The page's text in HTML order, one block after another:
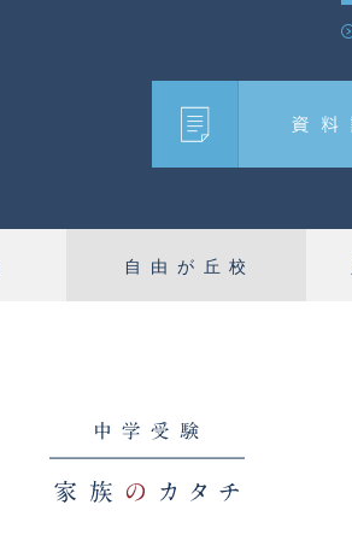
自由が丘校